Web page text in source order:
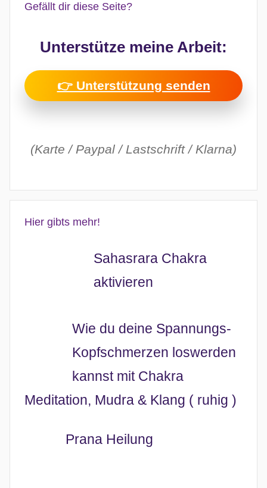
Gefällt dir diese Seite?
Unterstütze meine Arbeit:
👉 Unterstützung senden
(Karte / Paypal / Lastschrift / Klarna)
Hier gibts mehr!
Sahasrara Chakra
aktivieren
Wie du deine Spannungs-
Kopfschmerzen loswerden
kannst mit Chakra
Meditation, Mudra & Klang ( ruhig )
Prana Heilung